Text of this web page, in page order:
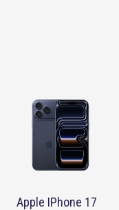
Apple IPhone 17